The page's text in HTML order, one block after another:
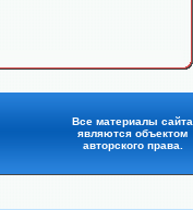
Все материалы сайта
являются объектом
авторского права.